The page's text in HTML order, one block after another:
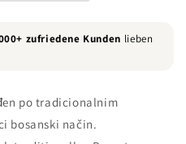
zufriedene Kunden lieben
po tradicionalnim
bosanski način.